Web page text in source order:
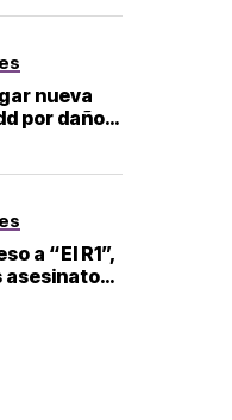
nueva
por daños
a “El R1”,
asesinatos
Valeria